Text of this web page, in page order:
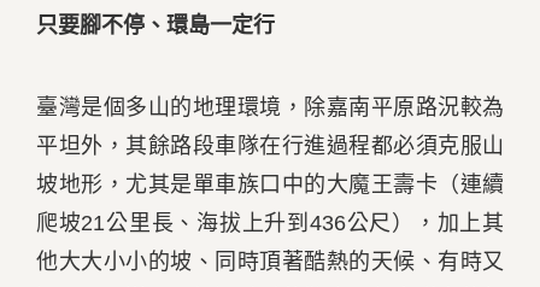
只要腳不停、環島一定行
臺灣是個多山的地理環境，除嘉南平原路況較為
平坦外，其餘路段車隊在行進過程都必須克服山
坡地形，尤其是單車族口中的大魔王壽卡（連續
爬坡21公里長、海拔上升到436公尺），加上其
他大大小小的坡、同時頂著酷熱的天候、有時又